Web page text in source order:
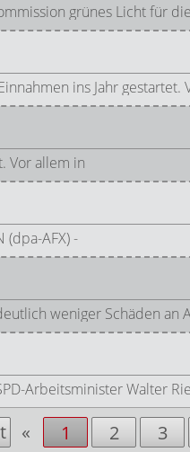
grünes Licht für
ins Jahr gestartet.
Vor allem in
(dpa-AFX) -
weniger Schäden an
Arbeitsminister Walter
« 1 2 3